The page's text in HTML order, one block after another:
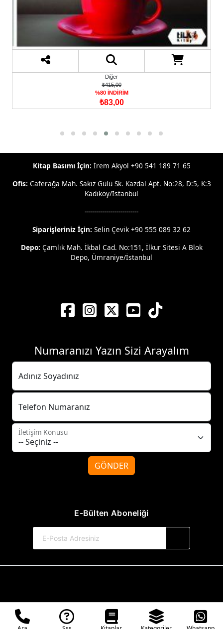
Diğer
₺415,00
%80 İNDİRİM
₺83,00
Kitap Basımı İçin: İrem Akyol +90 541 189 71 65
Ofis: Caferağa Mah. Sakız Gülü Sk. Kazdal Apt. No:28, D:5, K:3
Kadıköy/İstanbul
---------------------------
Siparişleriniz İçin: Selin Çevik +90 555 089 32 62
Depo: Çamlık Mah. İkbal Cad. No:151, İlkur Sitesi A Blok
Depo, Ümraniye/İstanbul
Numaranızı Yazın Sizi Arayalım
Adınız Soyadınız
Telefon Numaranız
İletişim Konusu
GÖNDER
E-Bülten Aboneliği